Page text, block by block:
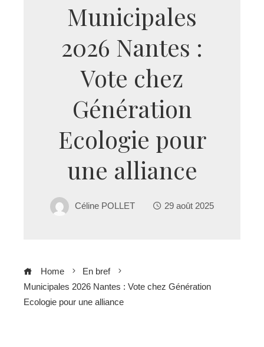
Municipales
2026 Nantes :
Vote chez
Génération
Ecologie pour
une alliance
Céline POLLET 29 août 2025
Home
En bref
Municipales 2026 Nantes : Vote chez Génération
Ecologie pour une alliance